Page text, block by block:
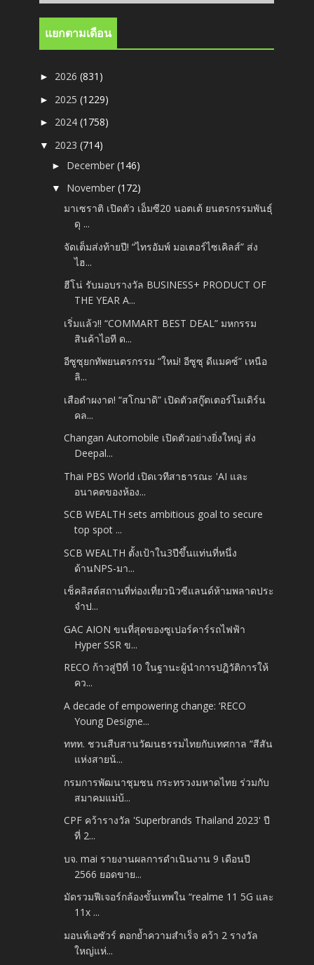
แยกตามเดือน
► 2026(831)
► 2025(1229)
► 2024(1758)
▼ 2023(714)
► December(146)
▼ November(172)
มาเซราติ เปิดตัว เอ็มซี20 นอตเต้ ยนตรกรรมพันธุ์
ดุ ...
จัดเต็มส่งท้ายปี! “ไทรอัมพ์ มอเตอร์ไซเคิลส์” ส่ง
ไฮ...
ฮีโน่ รับมอบรางวัล BUSINESS+ PRODUCT OF
THE YEAR A...
เริ่มแล้ว!! “COMMART BEST DEAL” มหกรรม
สินค้าไอที ด...
อีซูซุยกทัพยนตรกรรม “ใหม่! อีซูซุ ดีแมคซ์” เหนือ
ลิ...
เสือดำผงาด! “สโกมาดิ” เปิดตัวสกู๊ตเตอร์โมเดิร์น
คล...
Changan Automobile เปิดตัวอย่างยิ่งใหญ่ ส่ง
Deepal...
Thai PBS World เปิดเวทีสาธารณะ 'AI และ
อนาคตของห้อง...
SCB WEALTH sets ambitious goal to secure
top spot ...
SCB WEALTH ตั้งเป้าใน3ปีขึ้นแท่นที่หนึ่ง
ด้านNPS-มา...
เช็คลิสต์สถานที่ท่องเที่ยวนิวซีแลนด์ห้ามพลาดประ
จำป...
GAC AION ขนที่สุดของซูเปอร์คาร์รถไฟฟ้า
Hyper SSR ข...
RECO ก้าวสู่ปีที่ 10 ในฐานะผู้นำการปฎิวัติการให้
คว...
A decade of empowering change: ‘RECO
Young Designe...
ททท. ชวนสืบสานวัฒนธรรมไทยกับเทศกาล “สีสัน
แห่งสายน้...
กรมการพัฒนาชุมชน กระทรวงมหาดไทย ร่วมกับ
สมาคมแม่บ้...
CPF คว้ารางวัล 'Superbrands Thailand 2023' ปี
ที่ 2...
บจ. mai รายงานผลการดำเนินงาน 9 เดือนปี
2566 ยอดขาย...
มัดรวมฟีเจอร์กล้องขั้นเทพใน “realme 11 5G และ
11x ...
มอนท์เอซัวร์ ตอกย้ำความสำเร็จ คว้า 2 รางวัล
ใหญ่แห่...